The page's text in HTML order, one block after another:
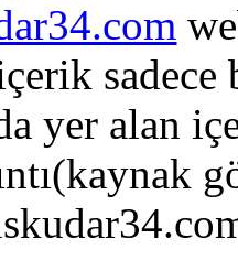
sadece
yer alan